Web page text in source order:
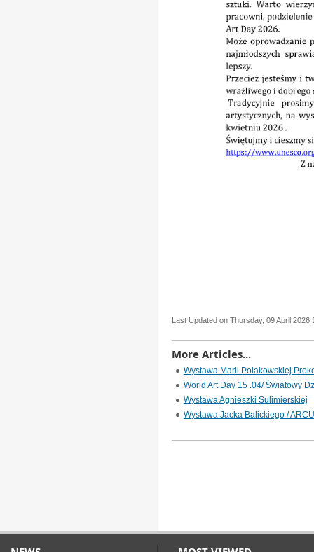
Last Updated on Thursday, 09 April 2026
More Articles...
Wystawa Marii Polakowskiej
World Art Day 15 .04/ Światowy
Wystawa Agnieszki Sulimierskiej
Wystawa Jacka Balickiego /